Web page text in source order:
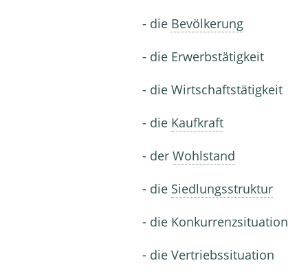
- die Bevölkerung
- die Erwerbstätigkeit
- die Wirtschaftstätigkeit
- die Kaufkraft
- der Wohlstand
- die Siedlungsstruktur
- die Konkurrenzsituation
- die Vertriebssituation